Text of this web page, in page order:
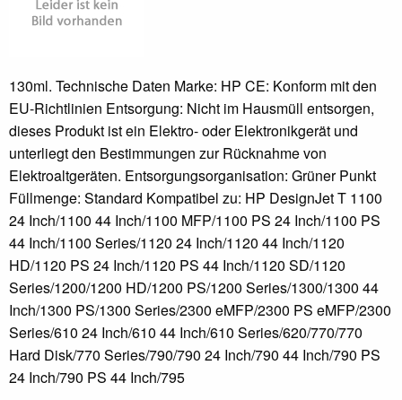
130ml. Technische Daten Marke: HP CE: Konform mit den
EU-Richtlinien Entsorgung: Nicht im Hausmüll entsorgen,
dieses Produkt ist ein Elektro- oder Elektronikgerät und
unterliegt den Bestimmungen zur Rücknahme von
Elektroaltgeräten. Entsorgungsorganisation: Grüner Punkt
Füllmenge: Standard Kompatibel zu: HP DesignJet T 1100
24 Inch/1100 44 Inch/1100 MFP/1100 PS 24 Inch/1100 PS
44 Inch/1100 Series/1120 24 Inch/1120 44 Inch/1120
HD/1120 PS 24 Inch/1120 PS 44 Inch/1120 SD/1120
Series/1200/1200 HD/1200 PS/1200 Series/1300/1300 44
Inch/1300 PS/1300 Series/2300 eMFP/2300 PS eMFP/2300
Series/610 24 Inch/610 44 Inch/610 Series/620/770/770
Hard Disk/770 Series/790/790 24 Inch/790 44 Inch/790 PS
24 Inch/790 PS 44 Inch/795